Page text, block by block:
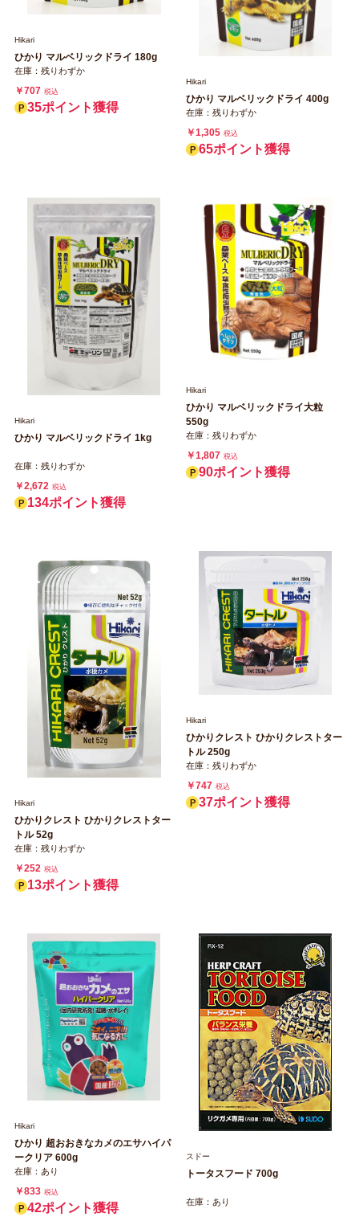
Hikari
ひかり マルベリックドライ 180g
在庫：残りわずか
￥707 税込
35ポイント獲得
Hikari
ひかり マルベリックドライ 400g
在庫：残りわずか
￥1,305 税込
65ポイント獲得
Hikari
ひかり マルベリックドライ 1kg
在庫：残りわずか
￥2,672 税込
134ポイント獲得
Hikari
ひかり マルベリックドライ大粒
550g
在庫：残りわずか
￥1,807 税込
90ポイント獲得
Hikari
ひかりクレスト ひかりクレストター
トル 52g
在庫：残りわずか
￥252 税込
13ポイント獲得
Hikari
ひかりクレスト ひかりクレストター
トル 250g
在庫：残りわずか
￥747 税込
37ポイント獲得
Hikari
ひかり 超おおきなカメのエサハイパ
ークリア 600g
在庫：あり
￥833 税込
42ポイント獲得
スドー
トータスフード 700g
在庫：あり